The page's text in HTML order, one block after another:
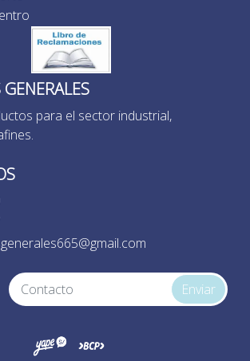
para el sector industrial,
Enviar